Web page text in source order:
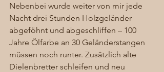
Nebenbei wurde weiter von mir jede
Nacht drei Stunden Holzgeländer
abgeföhnt und abgeschliffen – 100
Jahre Ölfarbe an 30 Geländerstangen
müssen noch runter. Zusätzlich alte
Dielenbretter schleifen und neu